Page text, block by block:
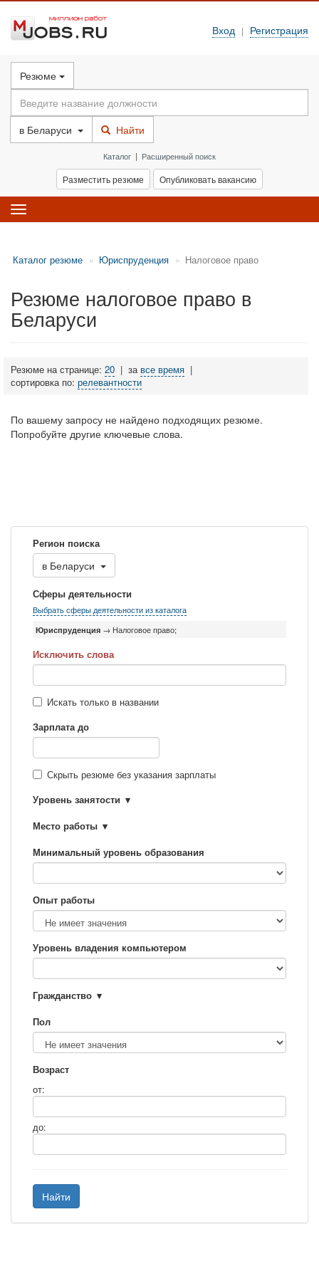
Вход | Регистрация
Резюме
в Беларуси Найти
Каталог | Расширенный поиск
Разместить резюме Опубликовать вакансию
Toggle
navigation
Каталог резюме Юриспруденция Налоговое право
Резюме налоговое право в
Беларуси
Резюме на странице: 20 | за все время |
сортировка по: релевантности
По вашему запросу не найдено подходящих резюме.
Попробуйте другие ключевые слова.
Регион поиска
в Беларуси
Сферы деятельности
Выбрать сферы деятельности из каталога
Юриспруденция → Налоговое право;
Исключить слова
Искать только в названии
Зарплата до
Скрыть резюме без указания зарплаты
Уровень занятости
Место работы
Минимальный уровень образования
Опыт работы
Уровень владения компьютером
Гражданство
Пол
Возраст
от:
до:
Найти